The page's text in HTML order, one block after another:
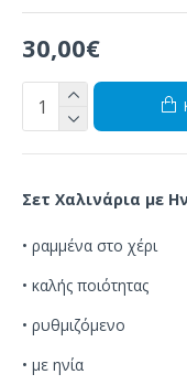
30,00€
Σετ Χαλινάρια με
• ραμμένα στο χέρι
• καλής ποιότητας
• ρυθμιζόμενο
• με ηνία